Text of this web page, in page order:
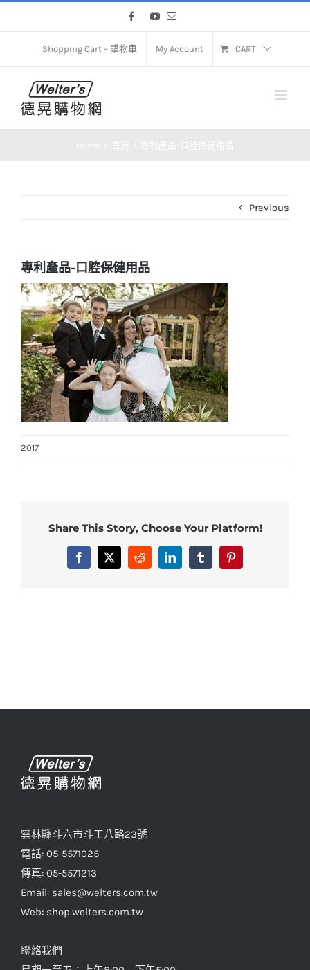
FacebookYouTube
Email
Shopping Cart – 購物車 My Account CART
Previous
專利產品-口腔保健用品
2017
Share This Story, Choose Your Platform!
Facebook
X RedditLinkedInTumblrPinterest
雲林縣斗六市斗工八路23號
電話: 05-5571025
傳真: 05-5571213
Email: sales@welters.com.tw
Web: shop.welters.com.tw
聯絡我們